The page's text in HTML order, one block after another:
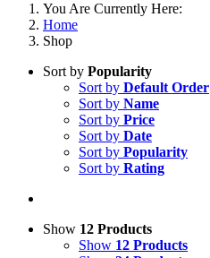
You Are Currently Here:
Home
Shop
Sort by Popularity
Sort by Default Order
Sort by Name
Sort by Price
Sort by Date
Sort by Popularity
Sort by Rating
Show 12 Products
Show 12 Products